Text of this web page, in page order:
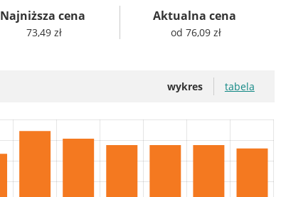
Najniższa cena
73,49 zł
Aktualna cena
od 76,09 zł
wykres tabela